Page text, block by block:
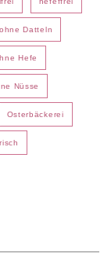
ohne Datteln
Hefe
Nüsse
Osterbäckerei